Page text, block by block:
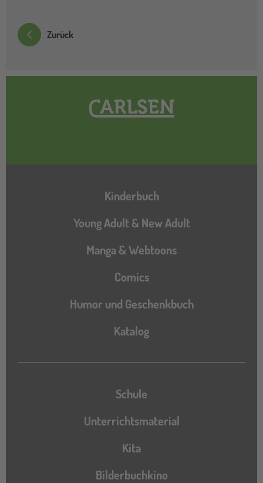
Zurück
Hauptnavigation
Kinderbuch
Young Adult & New Adult
Manga & Webtoons
Comics
Humor und Geschenkbuch
Katalog
Katalog
Schule
Unterrichtsmaterial
Kita
Bilderbuchkino